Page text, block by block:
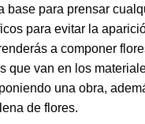
base para prensar
para evitar la
a componer
que van en los
una obra,
de flores.